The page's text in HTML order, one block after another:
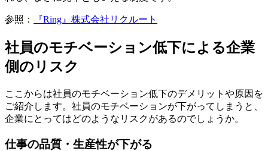
参照： 『Ring』株式会社リクルート
社員のモチベーション低下による企業
側のリスク
ここからは社員のモチベーション低下のデメリットや原因を
ご紹介します。社員のモチベーションが下がってしまうと、
企業にとってはどのようなリスクがあるのでしょうか。
仕事の品質・生産性が下がる